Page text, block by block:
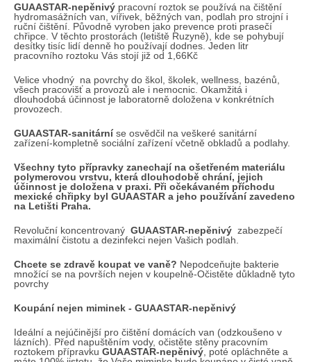
GUAASTAR-nepěnivý pracovní roztok se používá na čištění
hydromasážních van, vířivek, běžných van, podlah pro strojní i
ruční čištění. Původně vyroben jako prevence proti prasečí
chřipce. V těchto prostorách (letiště Ruzyně), kde se pohybují
desítky tisíc lidí denně ho používají dodnes. Jeden litr
pracovního roztoku Vás stojí již od 1,66Kč
Velice vhodný na povrchy do škol, školek, wellness, bazénů,
všech pracovišť a provozů ale i nemocnic. Okamžitá i
dlouhodobá účinnost je laboratorně doložena v konkrétních
provozech.
GUAASTAR-sanitárníse osvědčil na veškeré sanitární
zařízení-kompletně sociální zařízení včetně obkladů a podlahy.
Všechny tyto přípravky zanechají na ošetřeném materiálu
polymerovou vrstvu, která dlouhodobě chrání, jejich
účinnost je doložena v praxi. Při očekávaném příchodu
mexické chřipky byl GUAASTAR a jeho používání zavedeno
na Letišti Praha.
Revoluční koncentrovaný GUAASTAR-nepěnivý zabez­pečí
maximální čistotu a dezinfekci nejen Vašich podlah.
Chcete se zdravě koupat ve vaně? Nepodceňujte bakterie
množící se na površích nejen v koupelně-Očistěte důkladně tyto
povrchy
Koupání nejen miminek - GUAASTAR-nepěnivý
Ideální a nejúčinější pro čištění domácích van (odzkoušeno v
lázních). Před napuštěním vody, očistěte stěny pracovním
roztokem přípravku GUAASTAR-nepěnivý , poté opláchněte a
D
o
p
o
r
u
č
u
j
e
m